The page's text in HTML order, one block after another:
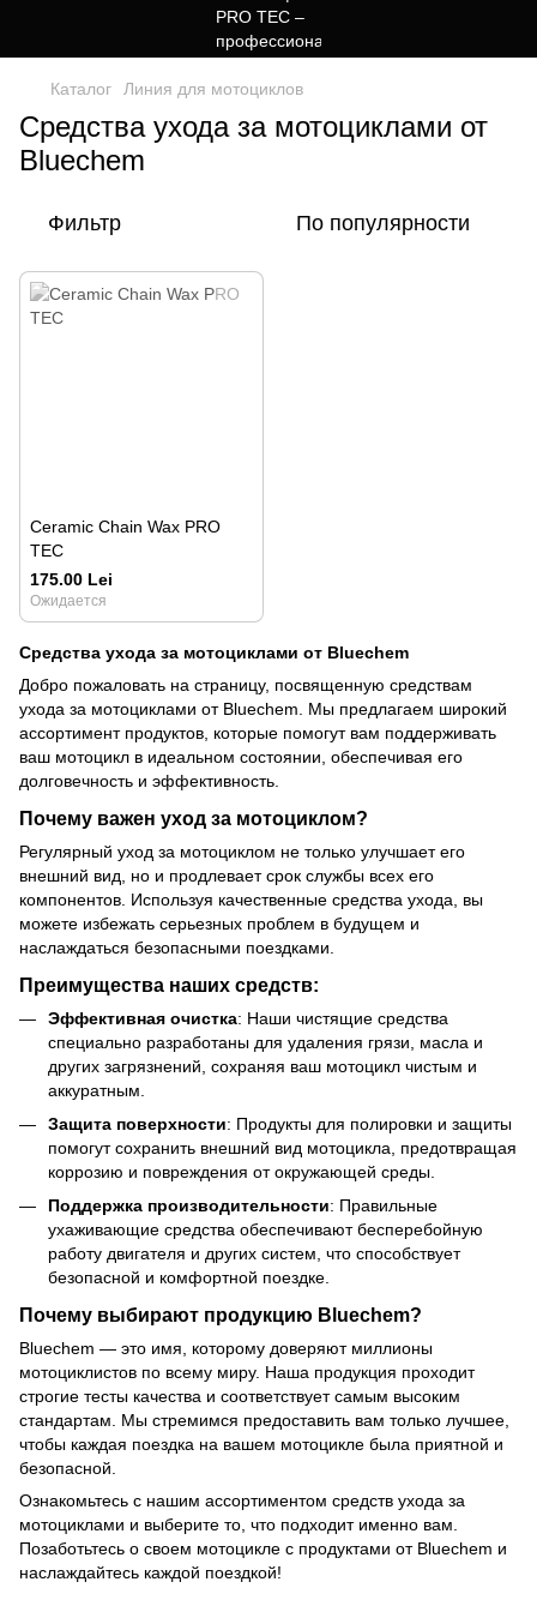
Каталог Линия для мотоциклов
Средства ухода за мотоциклами от
Bluechem
Фильтр По популярности
Ceramic Chain Wax PRO
TEC
175.00 Lei
Ожидается
Средства ухода за мотоциклами от Bluechem
Добро пожаловать на страницу, посвященную средствам
ухода за мотоциклами от Bluechem. Мы предлагаем широкий
ассортимент продуктов, которые помогут вам поддерживать
ваш мотоцикл в идеальном состоянии, обеспечивая его
долговечность и эффективность.
Почему важен уход за мотоциклом?
Регулярный уход за мотоциклом не только улучшает его
внешний вид, но и продлевает срок службы всех его
компонентов. Используя качественные средства ухода, вы
можете избежать серьезных проблем в будущем и
наслаждаться безопасными поездками.
Преимущества наших средств:
Эффективная очистка: Наши чистящие средства
специально разработаны для удаления грязи, масла и
других загрязнений, сохраняя ваш мотоцикл чистым и
аккуратным.
Защита поверхности: Продукты для полировки и защиты
помогут сохранить внешний вид мотоцикла, предотвращая
коррозию и повреждения от окружающей среды.
Поддержка производительности: Правильные
ухаживающие средства обеспечивают бесперебойную
работу двигателя и других систем, что способствует
безопасной и комфортной поездке.
Почему выбирают продукцию Bluechem?
Bluechem — это имя, которому доверяют миллионы
мотоциклистов по всему миру. Наша продукция проходит
строгие тесты качества и соответствует самым высоким
стандартам. Мы стремимся предоставить вам только лучшее,
чтобы каждая поездка на вашем мотоцикле была приятной и
безопасной.
Ознакомьтесь с нашим ассортиментом средств ухода за
мотоциклами и выберите то, что подходит именно вам.
Позаботьтесь о своем мотоцикле с продуктами от Bluechem и
наслаждайтесь каждой поездкой!